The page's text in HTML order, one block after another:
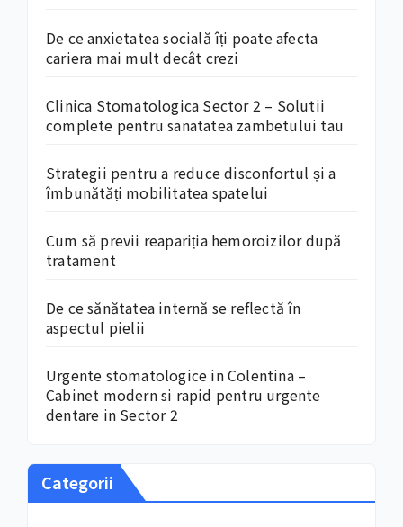
De ce anxietatea socială îți poate afecta
cariera mai mult decât crezi
Clinica Stomatologica Sector 2 – Solutii
complete pentru sanatatea zambetului tau
Strategii pentru a reduce disconfortul și a
îmbunătăți mobilitatea spatelui
Cum să previi reapariția hemoroizilor după
tratament
De ce sănătatea internă se reflectă în
aspectul pielii
Urgente stomatologice in Colentina –
Cabinet modern si rapid pentru urgente
dentare in Sector 2
Categorii